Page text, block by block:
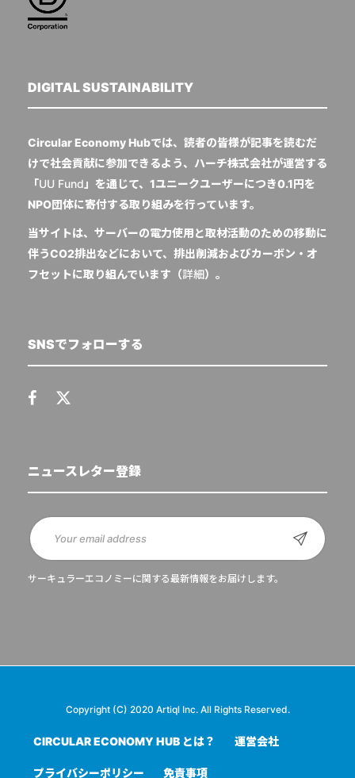
DIGITAL SUSTAINABILITY
Circular Economy Hubでは、読者の皆様が記事を読むだ
けで社会貢献に参加できるよう、ハーチ株式会社が運営する
「UU Fund 」を通じて、1ユニークユーザーにつき0.1円を
NPO団体に寄付する取り組みを行っています。
当サイトは、サーバーの電力使用と取材活動のための移動に
伴うCO2排出などにおいて、排出削減およびカーボン・オ
フセットに取り組んでいます（詳細）。
SNSでフォローする
ニュースレター登録
サーキュラーエコノミーに関する最新情報をお届けします。
Copyright (C) 2020 Artiql Inc. All Rights Reserved.
CIRCULAR ECONOMY HUB とは？ 運営会社
プライバシーポリシー 免責事項